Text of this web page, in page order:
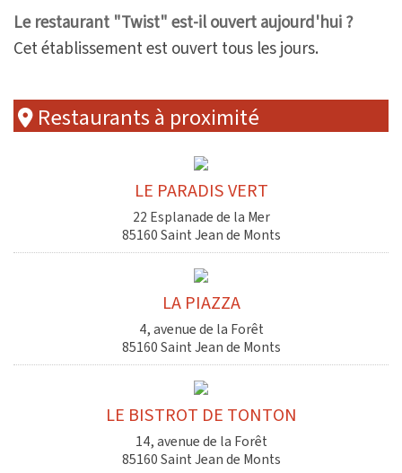
Le restaurant "Twist" est-il ouvert aujourd'hui ?
Cet établissement est ouvert tous les jours.
Restaurants à proximité
LE PARADIS VERT
22 Esplanade de la Mer
85160 Saint Jean de Monts
LA PIAZZA
4, avenue de la Forêt
85160 Saint Jean de Monts
LE BISTROT DE TONTON
14, avenue de la Forêt
85160 Saint Jean de Monts